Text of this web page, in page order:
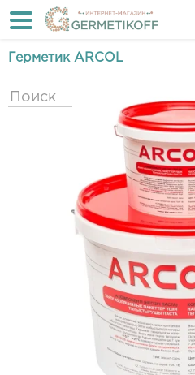
Герметик ARCOL